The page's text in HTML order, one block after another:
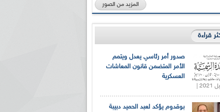
المزيد من الصور
قراءة
صدور أمر رئاسي يعدل ويتمم
الأمر المتضمن قانون المعاشات
العسكرية
بوقدوم يؤكد لعبد الحميد دبيبة